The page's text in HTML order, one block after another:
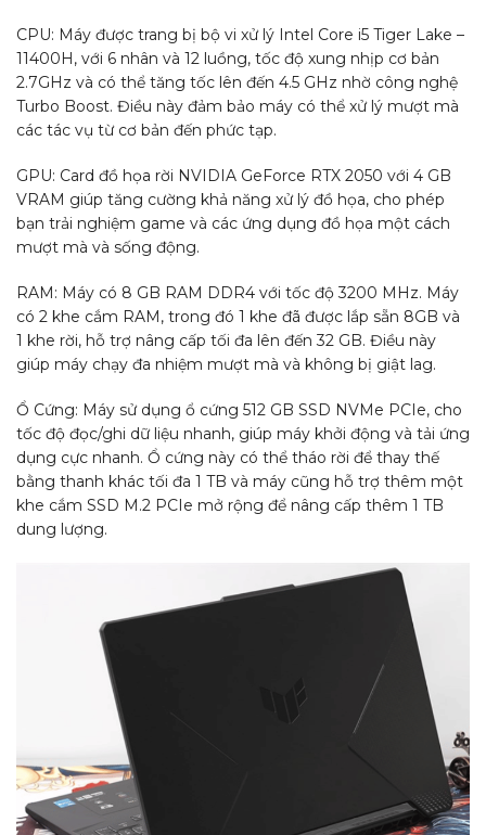
CPU: Máy được trang bị bộ vi xử lý Intel Core i5 Tiger Lake –
11400H, với 6 nhân và 12 luồng, tốc độ xung nhịp cơ bản
2.7GHz và có thể tăng tốc lên đến 4.5 GHz nhờ công nghệ
Turbo Boost. Điều này đảm bảo máy có thể xử lý mượt mà
các tác vụ từ cơ bản đến phức tạp.
GPU: Card đồ họa rời NVIDIA GeForce RTX 2050 với 4 GB
VRAM giúp tăng cường khả năng xử lý đồ họa, cho phép
bạn trải nghiệm game và các ứng dụng đồ họa một cách
mượt mà và sống động.
RAM: Máy có 8 GB RAM DDR4 với tốc độ 3200 MHz. Máy
có 2 khe cắm RAM, trong đó 1 khe đã được lắp sẵn 8GB và
1 khe rời, hỗ trợ nâng cấp tối đa lên đến 32 GB. Điều này
giúp máy chạy đa nhiệm mượt mà và không bị giật lag.
Ổ Cứng: Máy sử dụng ổ cứng 512 GB SSD NVMe PCIe, cho
tốc độ đọc/ghi dữ liệu nhanh, giúp máy khởi động và tải ứng
dụng cực nhanh. Ổ cứng này có thể tháo rời để thay thế
bằng thanh khác tối đa 1 TB và máy cũng hỗ trợ thêm một
khe cắm SSD M.2 PCIe mở rộng để nâng cấp thêm 1 TB
dung lượng.